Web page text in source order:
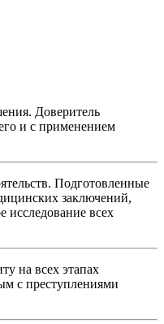
Доверитель
и с применением
Подготовленные
заключений,
исследование всех
на всех этапах
с преступлениями